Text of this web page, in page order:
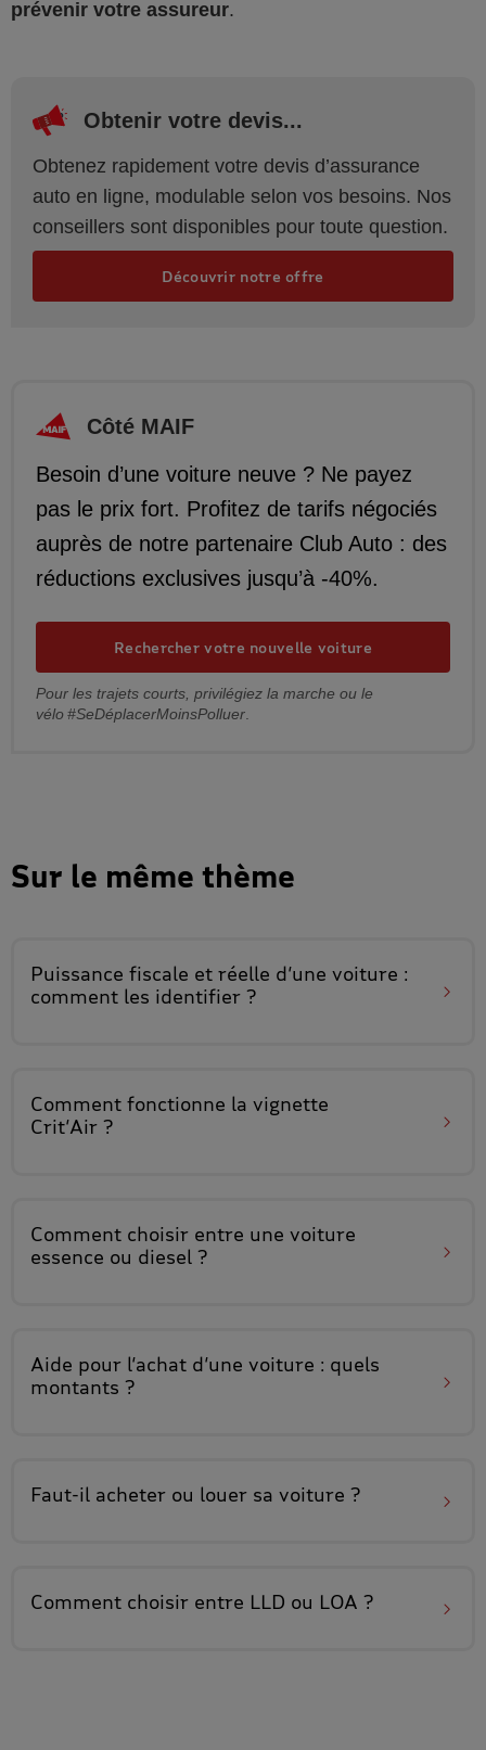
prévenir votre assureur.
Obtenir votre devis...
Obtenez rapidement votre devis d’assurance
auto en ligne, modulable selon vos besoins. Nos
conseillers sont disponibles pour toute question.
Découvrir notre offre
Côté MAIF
Besoin d’une voiture neuve ? Ne payez
pas le prix fort. Profitez de tarifs négociés
auprès de notre partenaire Club Auto : des
réductions exclusives jusqu’à -40%.
Rechercher votre nouvelle voiture
Pour les trajets courts, privilégiez la marche ou le
vélo #SeDéplacerMoinsPolluer
Sur le même thème
Puissance fiscale et réelle d’une voiture :
comment les identifier ?
Comment fonctionne la vignette
Crit’Air ?
Comment choisir entre une voiture
essence ou diesel ?
Aide pour l’achat d’une voiture : quels
montants ?
Faut-il acheter ou louer sa voiture ?
Comment choisir entre LLD ou LOA ?